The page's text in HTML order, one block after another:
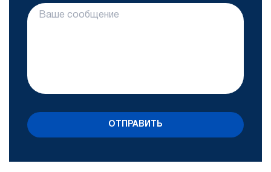
ОТПРАВИТЬ